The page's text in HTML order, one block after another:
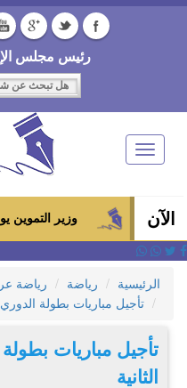
رئيس مجلس
Toggle
navigation
الآن وزير التموين يوجه بتخفيض سعر الدواجن
الرئيسية رياضة
رياضة
تأجيل مباريات بطولة
تأجيل مباريات
الثانية